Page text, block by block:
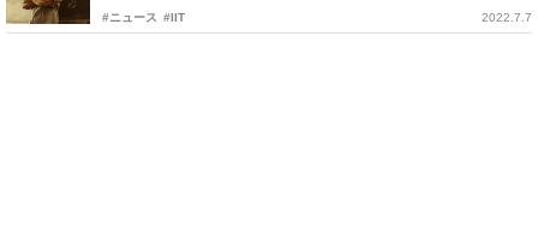
#ニュース #IIT 2022.7.7